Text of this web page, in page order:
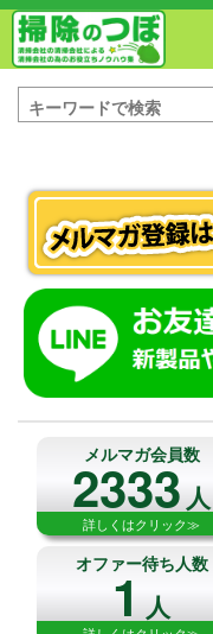
メルマガ会員数
2333人
詳しくはクリック≫
オファー待ち人数
1人